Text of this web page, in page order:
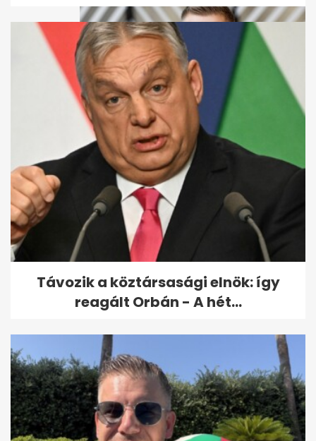
Kiderült, mikor állhat fel a
Vagyonvisszaszerzési Hivatal
- A hét...
Távozik a köztársasági elnök: így
reagált Orbán - A hét...